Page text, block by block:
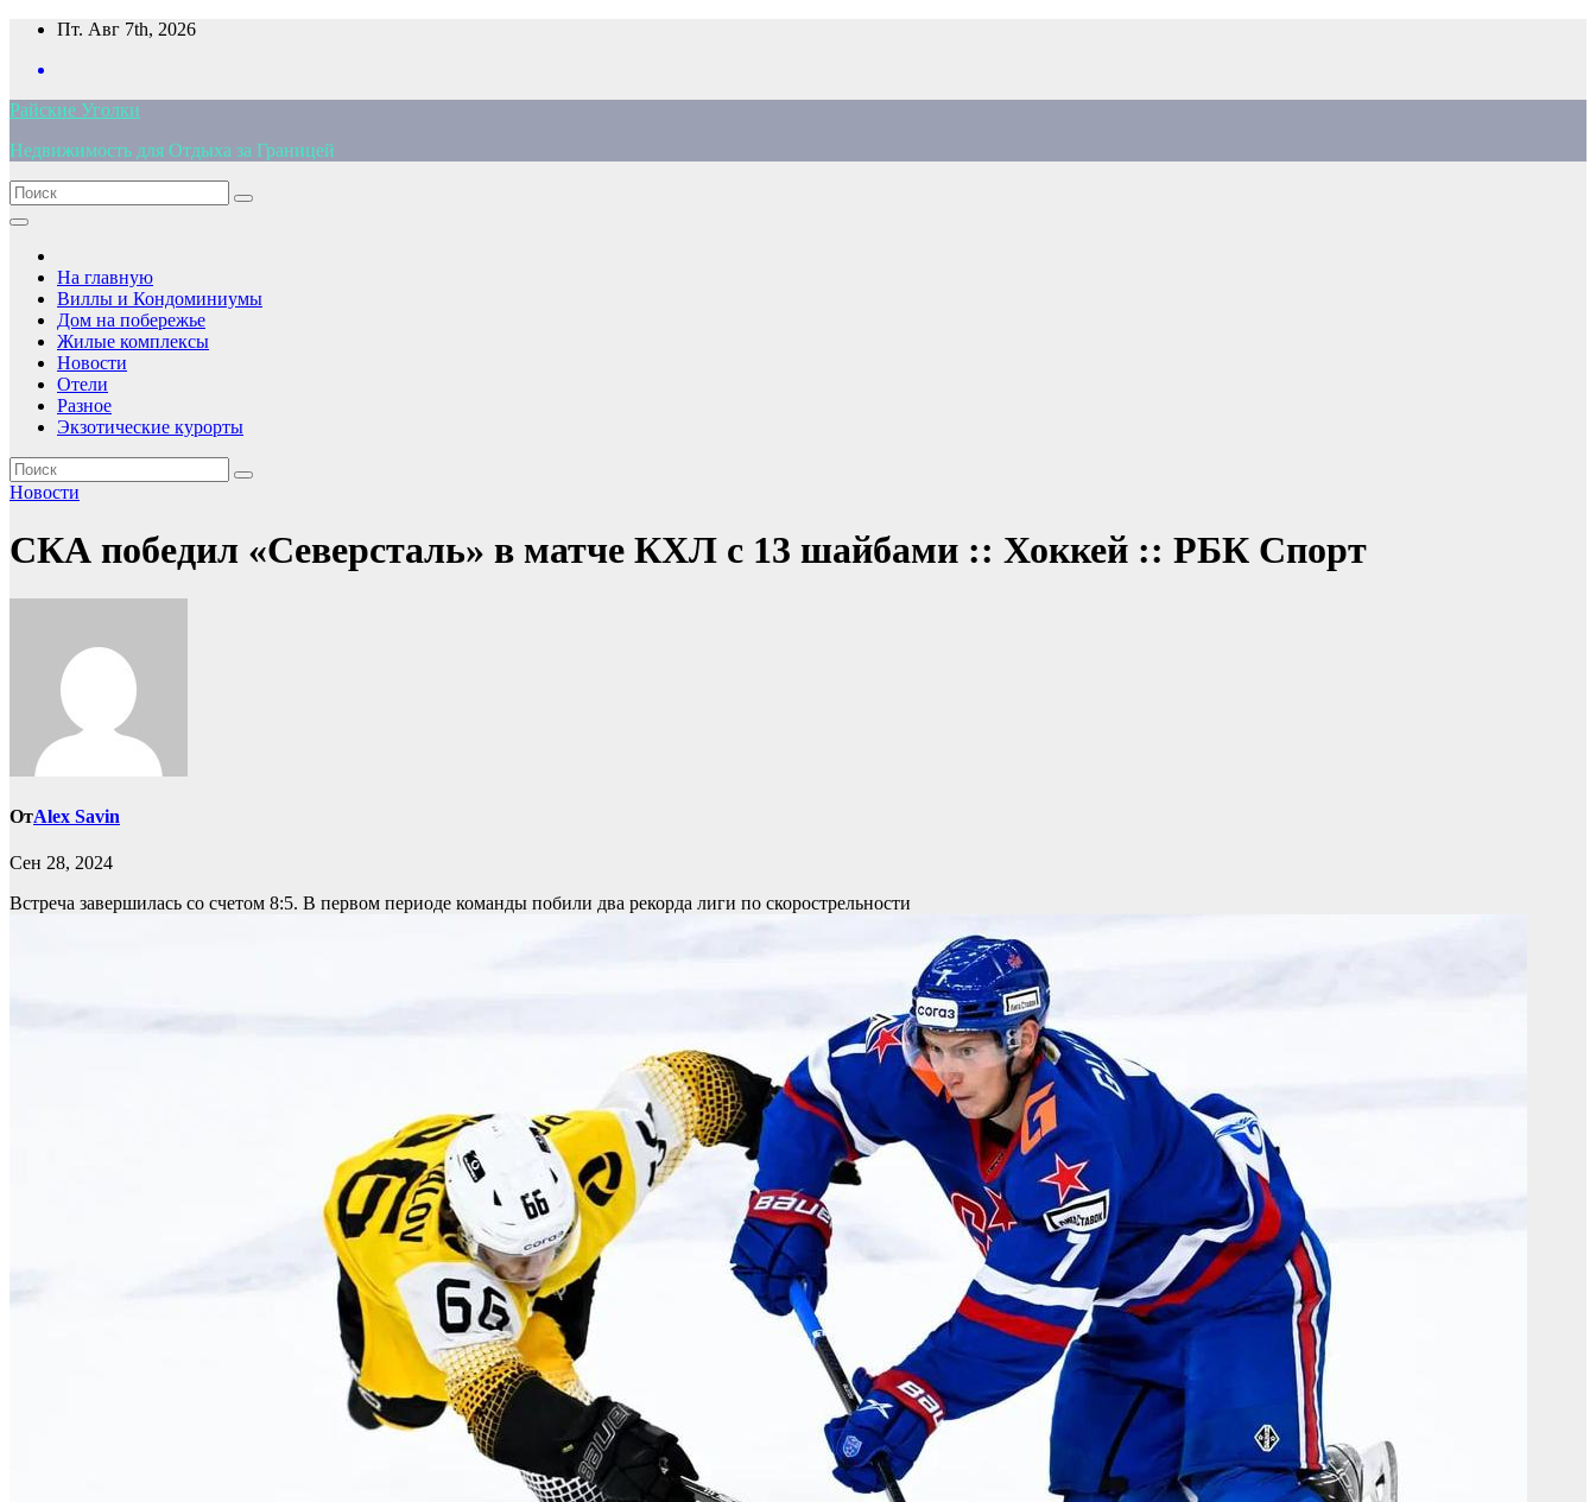
Перейти
содержимому
Пт. Авг 7th, 2026
Райские Уголки
Недвижимость для Отдыха за Границей
На главную
Виллы и Кондоминиумы
Дом на побережье
Жилые комплексы
Новости
Отели
Разное
Экзотические курорты
Новости
СКА победил «Северсталь» в матче КХЛ с 13 шайбами :: Хоккей :: РБК Спорт
ОтAlex Savin
Сен 28, 2024
Встреча завершилась со счетом 8:5. В первом периоде команды побили два рекорда лиги по скорострельности